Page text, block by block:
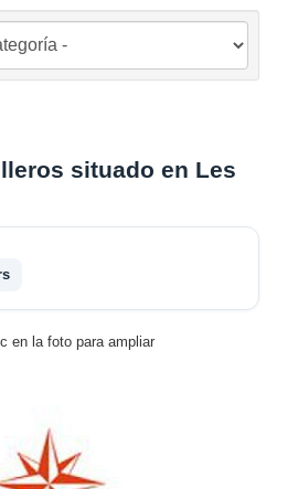
situado en Les
en la foto para ampliar